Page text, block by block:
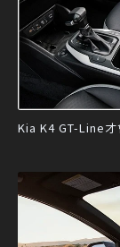
Kia K4 GT-Line